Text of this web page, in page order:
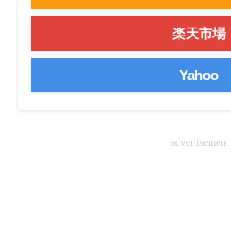
楽天市場
Yahoo
advertisement